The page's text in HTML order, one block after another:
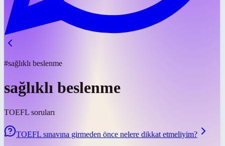
#sağlıklı beslenme
sağlıklı beslenme
TOEFL soruları
TOEFL sınavına girmeden önce nelere dikkat etmeliyim?